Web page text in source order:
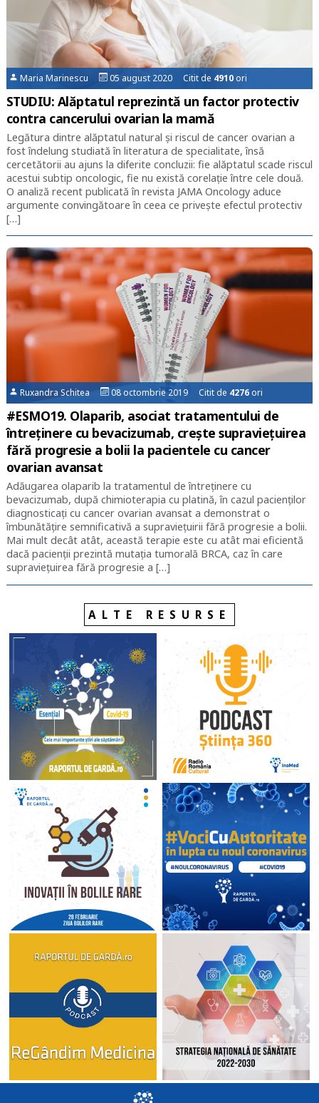
Maria Marinescu 05 august 2020 Citit de 4910 ori
STUDIU: Alăptatul reprezintă un factor protectiv
contra cancerului ovarian la mamă
Legătura dintre alăptatul natural și riscul de cancer ovarian a
fost îndelung studiată în literatura de specialitate, însă
cercetătorii au ajuns la diferite concluzii: fie alăptatul scade riscul
acestui subtip oncologic, fie nu există corelație între cele două.
O analiză recent publicată în revista JAMA Oncology aduce
argumente convingătoare în ceea ce privește efectul protectiv
[…]
Ruxandra Schitea 08 octombrie 2019 Citit de 4276 ori
#ESMO19. Olaparib, asociat tratamentului de
întreținere cu bevacizumab, crește supraviețuirea
fără progresie a bolii la pacientele cu cancer
ovarian avansat
Adăugarea olaparib la tratamentul de întreținere cu
bevacizumab, după chimioterapia cu platină, în cazul pacienților
diagnosticați cu cancer ovarian avansat a demonstrat o
îmbunătățire semnificativă a supraviețuirii fără progresie a bolii.
Mai mult decât atât, această terapie este cu atât mai eficientă
dacă pacienții prezintă mutația tumorală BRCA, caz în care
supraviețuirea fără progresie a […]
ALTE RESURSE